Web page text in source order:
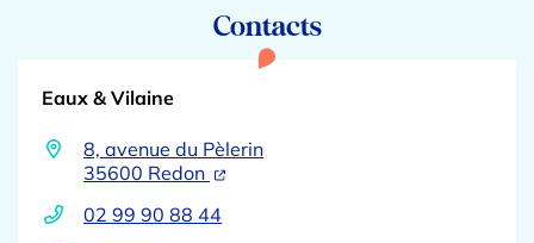
Contacts
Eaux & Vilaine
8, avenue du Pèlerin
35600 Redon (ouverture dans un nouvel onglet)
(ouverture dans un nouvel onglet)
02 99 90 88 44